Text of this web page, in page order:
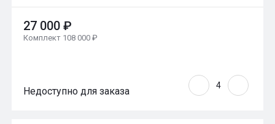
27 000 ₽
Комплект 108 000 ₽
Недоступно для заказа